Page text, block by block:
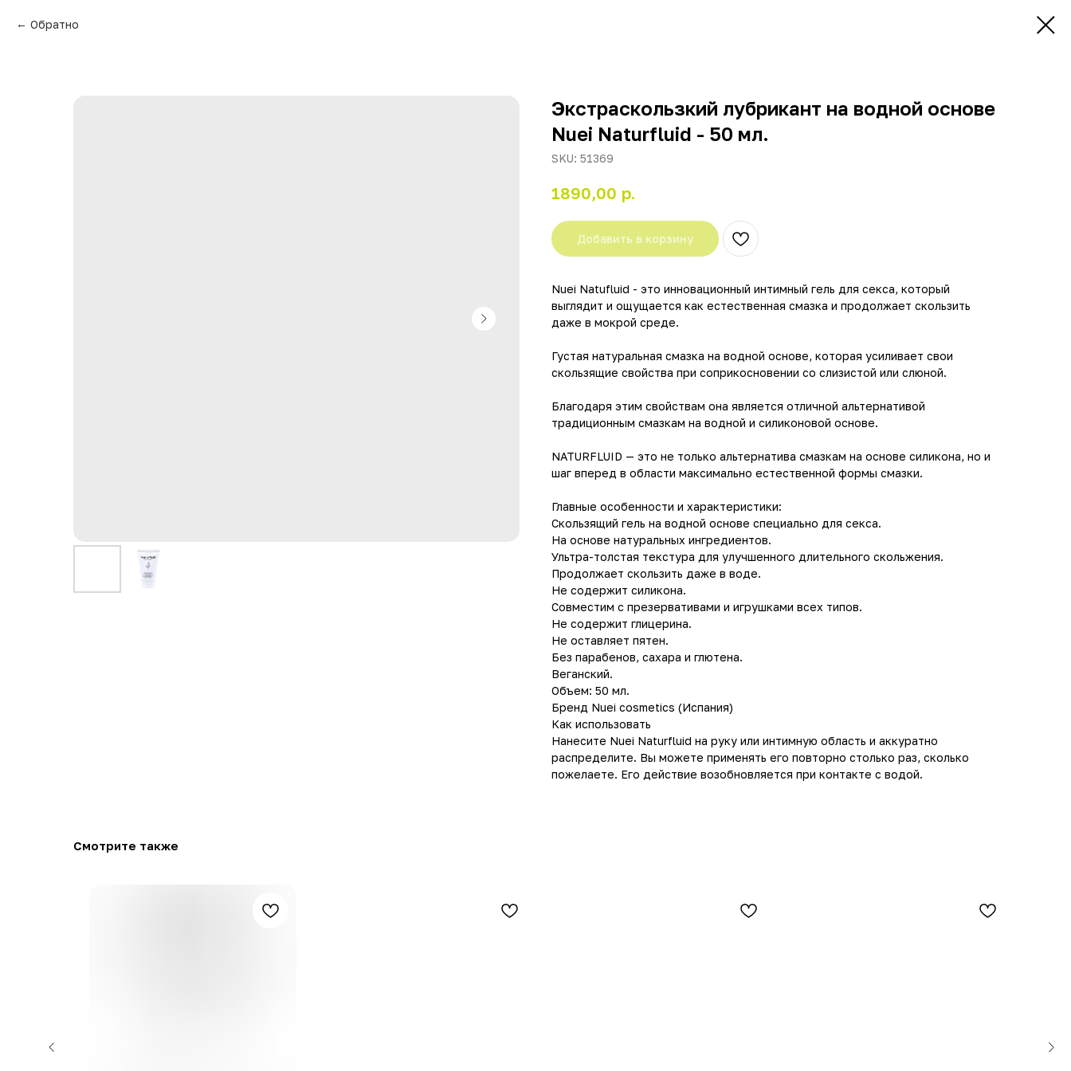
Обратно
Экстраскользкий лубрикант на водной основе
Nuei Naturfluid - 50 мл.
SKU: 51369
1890,00 р.
Добавить в корзину
Nuei Natufluid - это инновационный интимный гель для секса, который
выглядит и ощущается как естественная смазка и продолжает скользить
даже в мокрой среде.
Густая натуральная смазка на водной основе, которая усиливает свои
скользящие свойства при соприкосновении со слизистой или слюной.
Благодаря этим свойствам она является отличной альтернативой
традиционным смазкам на водной и силиконовой основе.
NATURFLUID — это не только альтернатива смазкам на основе силикона, но и
шаг вперед в области максимально естественной формы смазки.
Главные особенности и характеристики:
Скользящий гель на водной основе специально для секса.
На основе натуральных ингредиентов.
Ультра-толстая текстура для улучшенного длительного скольжения.
Продолжает скользить даже в воде.
Не содержит силикона.
Совместим с презервативами и игрушками всех типов.
Не содержит глицерина.
Не оставляет пятен.
Без парабенов, сахара и глютена.
Веганский.
Объем: 50 мл.
Бренд Nuei cosmetics (Испания)
Как использовать
Нанесите Nuei Naturfluid на руку или интимную область и аккуратно
распределите. Вы можете применять его повторно столько раз, сколько
пожелаете. Его действие возобновляется при контакте с водой.
Смотрите также